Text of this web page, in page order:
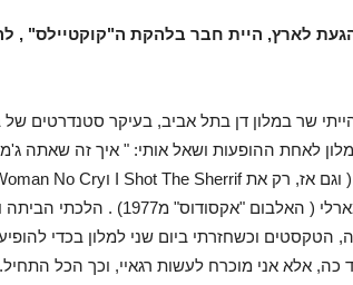
ב1977 הייתי שר במלון דן בתל אביב, בעיקר
לאחת ההופעות ושאל אותי: " איך זה שאתה
של בוב מארלי ( האלבום
הטקסטים וכשחזרתי ביום שני למלון בכדי
כה, אלא אני מוכרח לעשות רגאיי, וכך הכל